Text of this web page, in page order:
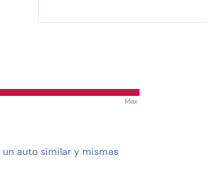
Max
auto similar y mismas